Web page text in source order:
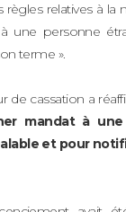
relatives à la
une personne
terme ».
de cassation a
mandat à
et pour